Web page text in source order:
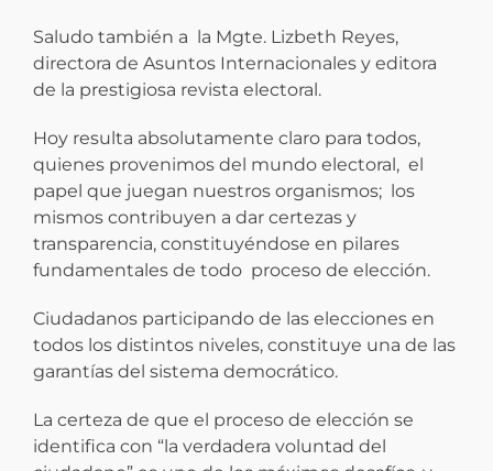
Saludo también a la Mgte. Lizbeth Reyes,
directora de Asuntos Internacionales y editora
de la prestigiosa revista electoral.
Hoy resulta absolutamente claro para todos,
quienes provenimos del mundo electoral, el
papel que juegan nuestros organismos; los
mismos contribuyen a dar certezas y
transparencia, constituyéndose en pilares
fundamentales de todo proceso de elección.
Ciudadanos participando de las elecciones en
todos los distintos niveles, constituye una de las
garantías del sistema democrático.
La certeza de que el proceso de elección se
identifica con “la verdadera voluntad del